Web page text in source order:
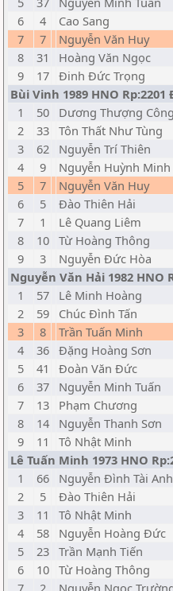
6
4 Cao Sang
7
7 Nguyễn Văn Huy
8
31 Hoàng Văn Ngọc
9
17 Đinh Đức Trọng
Bùi Vinh 1989 HNO Rp:2201
1
50 Dương Thượng Công
2
33 Tôn Thất Như Tùng
3
62 Nguyễn Trí Thiên
4
9 Nguyễn Huỳnh
5
7 Nguyễn Văn Huy
6
5 Đào Thiên Hải
7
1 Lê Quang Liêm
8
10 Từ Hoàng Thông
9
3 Nguyễn Đức Hòa
Nguyễn Văn Hải 1982 HNO
1
57 Lê Minh Hoàng
2
59 Chúc Đình Tấn
3
8 Trần Tuấn Minh
4
36 Đặng Hoàng Sơn
5
41 Đoàn Văn Đức
6
37 Nguyễn Minh Tuấn
7
13 Phạm Chương
8
14 Nguyễn Thanh Sơn
9
11 Tô Nhật Minh
Lê Tuấn Minh 1973 HNO
1
66 Nguyễn Đình Tài Anh
2
5 Đào Thiên Hải
3
11 Tô Nhật Minh
4
58 Nguyễn Hoàng Đức
5
23 Trần Mạnh Tiến
6
10 Từ Hoàng Thông
7
2 Nguyễn Ngọc